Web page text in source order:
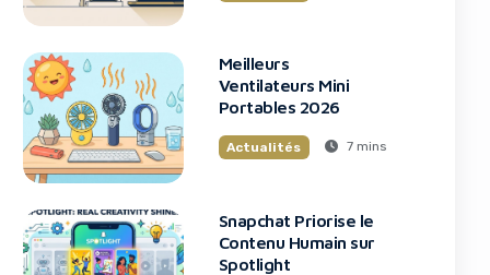
Meilleurs
Ventilateurs Mini
Portables 2026
Actualités 7 mins
Snapchat Priorise le
Contenu Humain sur
Spotlight